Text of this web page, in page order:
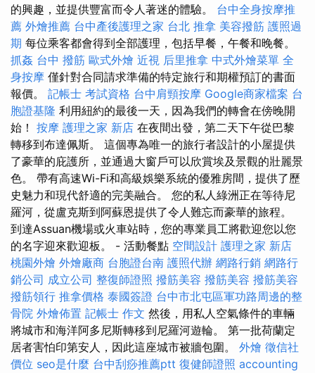
的興趣，並提供豐富而令人著迷的體驗。 台中全身按摩推
薦 外燴推薦 台中產後護理之家 台北 推拿 美容撥筋 護照過
期 每位乘客都會得到全部護理，包括早餐，午餐和晚餐。
抓姦 台中 撥筋 歐式外燴 近視 后里推拿 中式外燴菜單 全
身按摩 僅針對合同請求準備的特定旅行和期權預訂的書面
報價。 記帳士 考試資格 台中肩頸按摩 Google商家檔案 台
胞證基隆 利用紐約的最後一天，因為我們的轉會在傍晚開
始！ 按摩 護理之家 新店 在夜間出發，第二天下午從巴黎
轉移到布達佩斯。 這個專為唯一的旅行者設計的小屋提供
了豪華的庇護所，並通過大窗戶可以欣賞埃及景觀的壯麗景
色。 帶有高速Wi-Fi和高級娛樂系統的優雅房間，提供了歷
史魅力和現代舒適的完美融合。 您的私人綠洲正在等待尼
羅河，從盧克斯到阿蘇恩提供了令人難忘而豪華的旅程。
到達Assuan機場或火車站時，您的專業員工將歡迎您以您
的名字迎來歡迎板。 - 活動餐點 空間設計 護理之家 新店
桃園外燴 外燴廠商 台胞證台南 護照代辦 網路行銷 網路行
銷公司 成立公司 整復師證照 撥筋美容 撥筋美容 撥筋美容
撥筋領行 推拿價格 泰國簽證 台中市北屯區軍功路周邊的整
骨院 外燴佈置 記帳士 作文 然後，用私人空氣條件的車輛
將城市和海洋阿多尼斯轉移到尼羅河遊輪。 第一批荷蘭定
居者害怕印第安人，因此這座城市被牆包圍。 外燴 徵信社
價位 seo是什麼 台中刮痧推薦ptt 復健師證照 accounting